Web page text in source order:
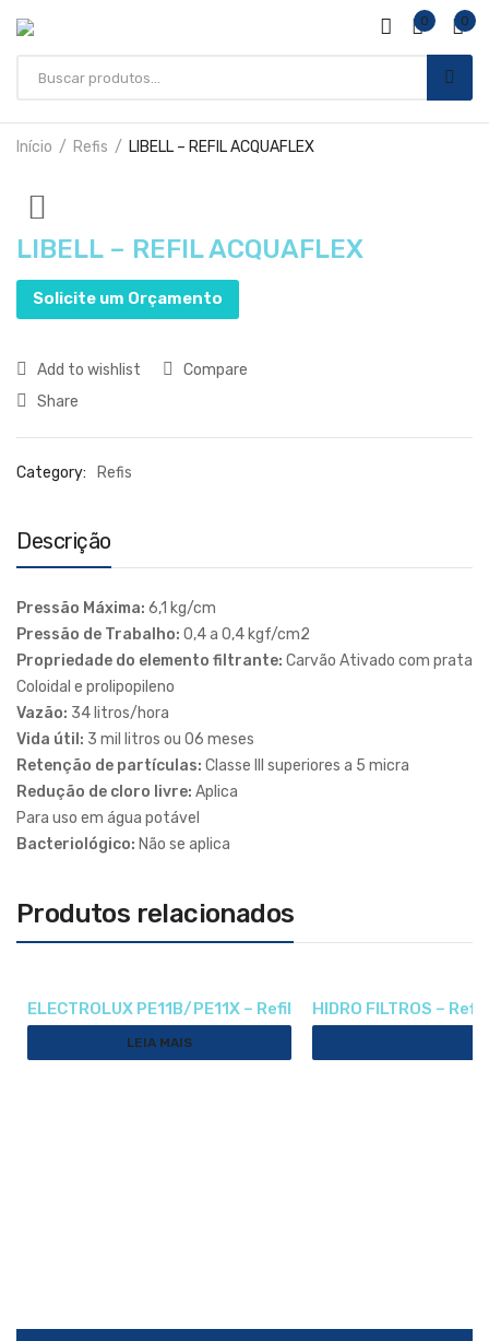
0 0
Início Refis LIBELL – REFIL ACQUAFLEX
LIBELL – REFIL ACQUAFLEX
Solicite um Orçamento
Add to wishlist
Compare
Share
Category: Refis
Descrição
Pressão Máxima: 6,1 kg/cm
Pressão de Trabalho: 0,4 a 0,4 kgf/cm2
Propriedade do elemento filtrante: Carvão Ativado com prata
Coloidal e prolipopileno
Vazão: 34 litros/hora
Vida útil: 3 mil litros ou 06 meses
Retenção de partículas: Classe III superiores a 5 micra
Redução de cloro livre: Aplica
Para uso em água potável
Bacteriológico: Não se aplica
Produtos relacionados
ELECTROLUX PE11B/PE11X – Refil
LEIA MAIS
HIDRO FILTROS –